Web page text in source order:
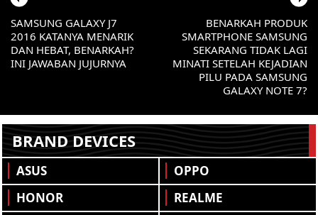
BENARKAH PRODUK
SMARTPHONE SAMSUNG
SEKARANG TIDAK LAGI
MINATI SETELAH KEJADIAN
PILU PADA SAMSUNG
GALAXY NOTE 7?
SAMSUNG GALAXY J7
2016 KATANYA MENARIK
DAN HEBAT, BENARKAH?
INI JAWABAN JUJURNYA
BRAND DEVICES
ASUS
HONOR
OPPO
REALME